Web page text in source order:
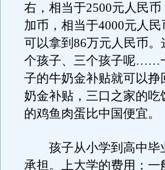
右，相当于2500元人民
加币，相当于4000元人
可以拿到86万元人民币
个孩子、三个孩子呢……
子的牛奶金补贴就可以
奶金补贴，三口之家的
的鸡鱼肉蛋比中国便宜。
孩子从小学到高中毕
承担。上大学的费用：